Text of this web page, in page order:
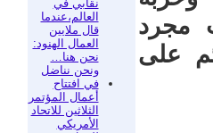
نقابي في
العالم،عندما
قال ملايين
العمال الهنود:
نحن هنا…
ونحن نناضل
في افتتاح
أعمال المؤتمر
الثلاثين للاتحاد
الأمريكي
مجرد
على